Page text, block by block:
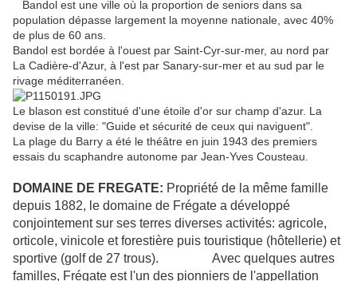
Bandol est une ville où la proportion de seniors dans sa
population dépasse largement la moyenne nationale, avec 40%
de plus de 60 ans.
Bandol est bordée à l'ouest par Saint-Cyr-sur-mer, au nord par
La Cadière-d'Azur, à l'est par Sanary-sur-mer et au sud par le
rivage méditerranéen.
Le blason est constitué d'une étoile d'or sur champ d'azur. La
devise de la ville: "Guide et sécurité de ceux qui naviguent".
La plage du Barry a été le théâtre en juin 1943 des premiers
essais du scaphandre autonome par Jean-Yves Cousteau.
DOMAINE DE FREGATE: Propriété de la même famille
depuis 1882, le domaine de Frégate a développé
conjointement sur ses terres diverses activités: agricole,
orticole, vinicole et forestière puis touristique (hôtellerie) et
sportive (golf de 27 trous). Avec quelques autres
familles, Frégate est l'un des pionniers de l'appellation